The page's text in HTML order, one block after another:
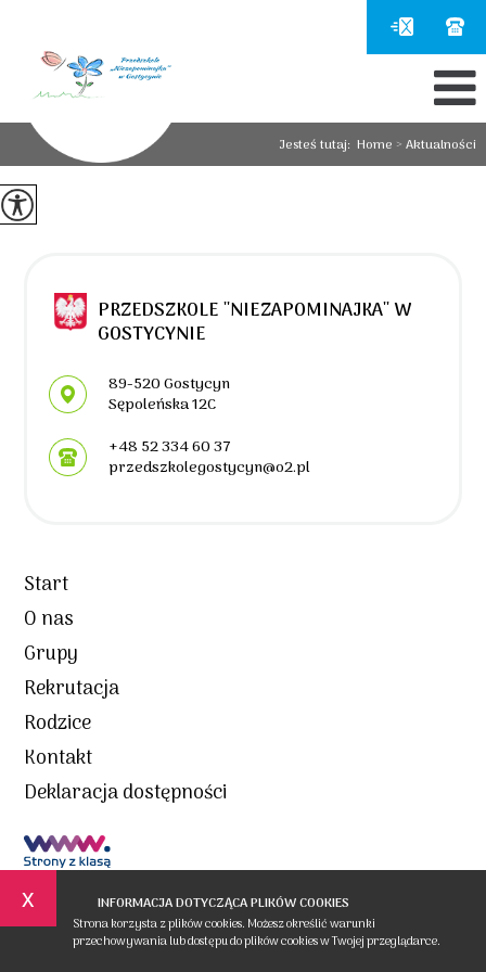
x INFORMACJA DOTYCZĄCA PLIKÓW COOKIES
Strona korzysta z plików cookies. Możesz określić warunki
przechowywania lub dostępu do plików cookies w Twojej przeglądarce.
Jesteś tutaj:Home > Aktualności
PRZEDSZKOLE ''NIEZAPOMINAJKA'' W
GOSTYCYNIE
Adres pocztowy:
89-520 Gostycyn
Sępoleńska 12C
+48 52 334 60 37
przedszkolegostycyn@o2.pl
Start
O nas
Grupy
Rekrutacja
Rodzice
Kontakt
Deklaracja dostępności